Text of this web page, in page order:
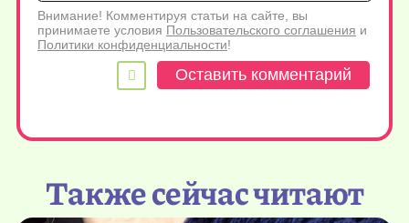
Внимание! Комментируя статьи на сайте, вы
принимаете условия Пользовательского соглашения и
Политики конфиденциальности!
Также сейчас читают